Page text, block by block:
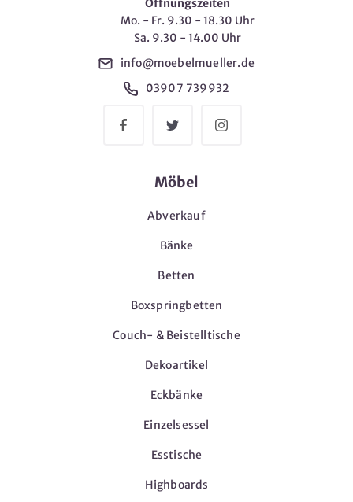
Öffnungszeiten
Mo. - Fr. 9.30 - 18.30 Uhr
Sa. 9.30 - 14.00 Uhr
info@moebelmueller.de
03907 739932
Möbel
Abverkauf
Bänke
Betten
Boxspringbetten
Couch- & Beistelltische
Dekoartikel
Eckbänke
Einzelsessel
Esstische
Highboards